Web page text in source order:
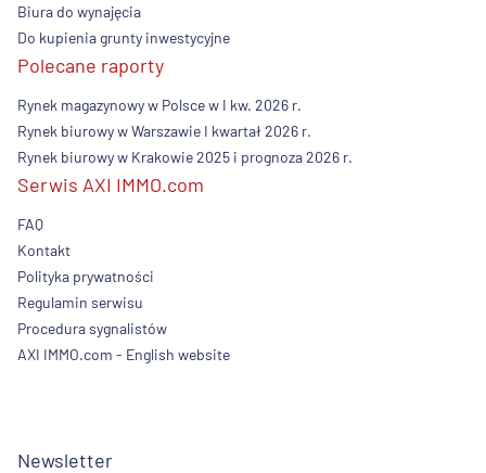
Biura do wynajęcia
Do kupienia grunty inwestycyjne
Polecane raporty
Rynek magazynowy w Polsce w I kw. 2026 r.
Rynek biurowy w Warszawie I kwartał 2026 r.
Rynek biurowy w Krakowie 2025 i prognoza 2026 r.
Serwis AXI IMMO.com
FAQ
Kontakt
Polityka prywatności
Regulamin serwisu
Procedura sygnalistów
AXI IMMO.com - English website
Newsletter